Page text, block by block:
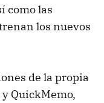
como las
los nuevos
de la propia
QuickMemo,